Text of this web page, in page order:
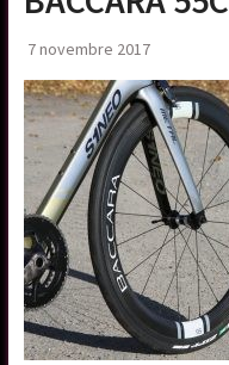
7 novembre 2017